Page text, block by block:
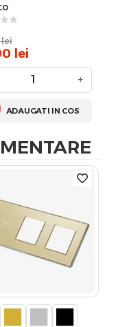
lei
lei
+
ADAUGATI IN COS